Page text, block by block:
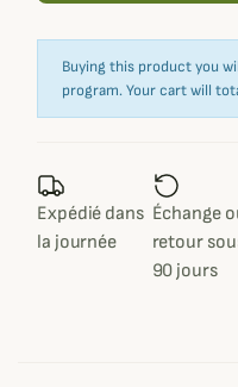
Buying this product you
program. Your cart will
Expédié dans
la journée
Échange
retour
90 jours